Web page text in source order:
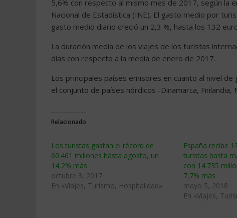
5,6% con respecto al mismo mes de 2017, según
Nacional de Estadística (INE). El gasto medio por
gasto medio diario creció un 2,3 %, hasta los 132
La duración media de los viajes de los turistas
días con respecto a la media de enero de 2017.
Los principales países emisores en cuanto al nivel
el conjunto de países nórdicos -Dinamarca,
Relacionado
Los turistas gastan el récord de
60.461 millones hasta agosto, un
14,2% más
octubre 3, 2017
En «Viajes, Turismo, Hospitalidad»
España recibe
turistas hasta
con 14.735
7,7% más
mayo 5, 2018
En «Viajes,